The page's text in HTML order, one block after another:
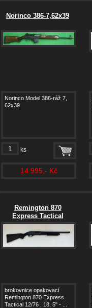
Norinco 386-7,62x39
Norinco Model 386-ráž 7,
62x39
ks
14 995,- Kč
Remington 870
Express Tactical
brokovnice opakovací
Remington 870 Express
Tactical 12/76 , 18, 5" - ...